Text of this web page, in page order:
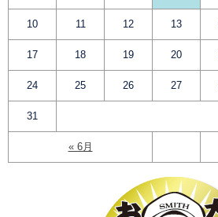
« 6月
10 11 12 13
17 18 19 20
24 25 26 27
31